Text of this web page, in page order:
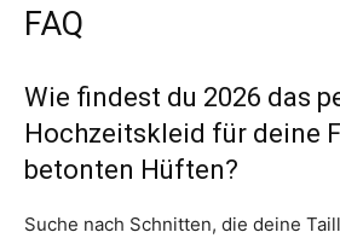
FAQ
Wie findest du 2026 das
Hochzeitskleid für deine
betonten Hüften?
Suche nach Schnitten, die deine